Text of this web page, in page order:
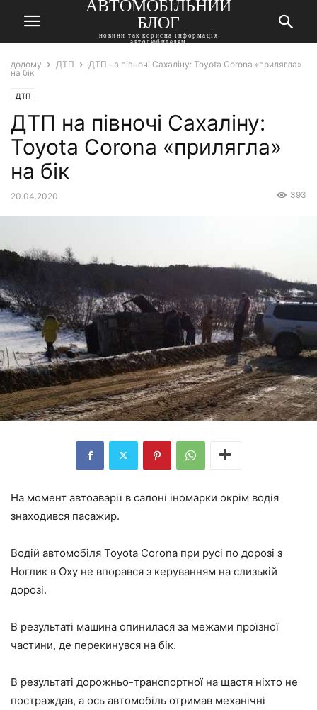
АВТОМОБІЛЬНИЙ
БЛОГ
новини так корисна інформація
автолюбителям
додому ДТП
ДТП на півночі Сахаліну: Toyota Corona «прилягла»
на бік
ДТП
ДТП на півночі Сахаліну:
Toyota Corona «прилягла»
на бік
20.04.2020 393
На момент автоаварії в салоні іномарки окрім водія
знаходився пасажир.
Водій автомобіля Toyota Corona при русі по дорозі з
Ноглик в Оху не впорався з керуванням на слизькій
дорозі.
В результаті машина опинилася за межами проїзної
частини, де перекинувся на бік.
В результаті дорожньо-транспортної на щастя ніхто не
постраждав, а ось автомобіль отримав механічні